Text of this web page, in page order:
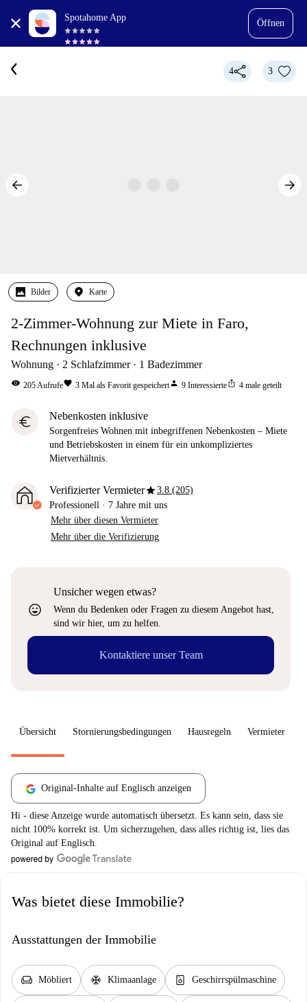
Spotahome App
Öffnen
4 3
Bilder Karte
2-Zimmer-Wohnung zur Miete in Faro,
Rechnungen inklusive
Wohnung 2 Schlafzimmer 1 Badezimmer
visibility 205Aufrufefavorite 3 Mal als Favorit gespeichertperson 9 Interessierteios_share 4 male geteilt
euro Nebenkosten inklusive
Sorgenfreies Wohnen mit inbegriffenen Nebenkosten – Miete
und Betriebskosten in einem für ein unkompliziertes
Mietverhältnis.
Verifizierter Vermieterstar3.8 (205)
Professionell · 7 Jahre mit uns
Mehr über diesen Vermieter
Mehr über die Verifizierung
sentiment_very_satisfied
Unsicher wegen etwas?
Wenn du Bedenken oder Fragen zu diesem Angebot hast,
sind wir hier, um zu helfen.
Kontaktiere unser Team
Übersicht Stornierungsbedingungen Hausregeln Vermieter
Original-Inhalte auf Englisch anzeigen
Hi - diese Anzeige wurde automatisch übersetzt. Es kann sein, dass sie
nicht 100% korrekt ist. Um sicherzugehen, dass alles richtig ist, lies das
Original auf Englisch.
Was bietet diese Immobilie?
Ausstattungen der Immobilie
chair Möbliert ac_unit Klimaanlage dishwasher_gen Geschirrspülmaschine